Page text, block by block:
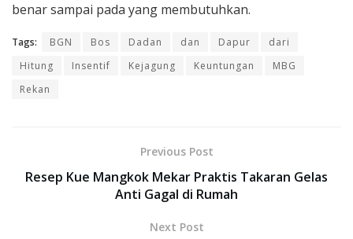
benar sampai pada yang membutuhkan.
Tags: BGN Bos Dadan dan Dapur
dari
Hitung
Insentif Kejagung Keuntungan
MBG
Rekan
Previous Post
Resep Kue Mangkok Mekar Praktis Takaran Gelas
Anti Gagal di Rumah
Next Post